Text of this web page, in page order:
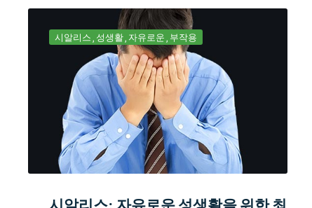
시알리스 성생활 자유로운 부작용
시알리스: 자유로운 성생활을 위한 최